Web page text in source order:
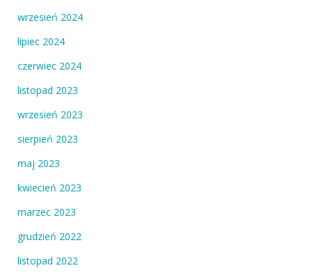
wrzesień 2024
lipiec 2024
czerwiec 2024
listopad 2023
wrzesień 2023
sierpień 2023
maj 2023
kwiecień 2023
marzec 2023
grudzień 2022
listopad 2022